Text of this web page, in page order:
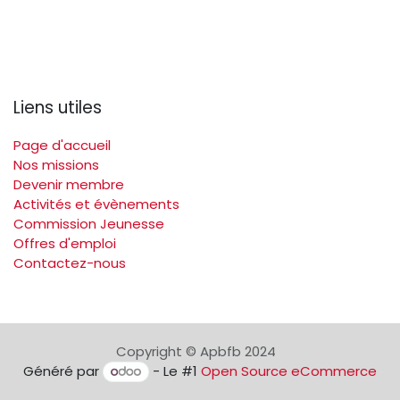
Liens utiles
Page d'accueil
Nos missions
Devenir membre
Activités et évènements
Commission Jeunesse
Offres d'emploi
Contactez-nous
Copyright © Apbfb 2024
Généré par
- Le #1 Open Source eCommerce